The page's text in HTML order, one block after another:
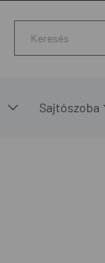
Sajtószoba